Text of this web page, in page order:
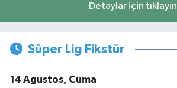
Detaylar için tıklayın
Süper Lig Fikstür
14 Ağustos, Cuma